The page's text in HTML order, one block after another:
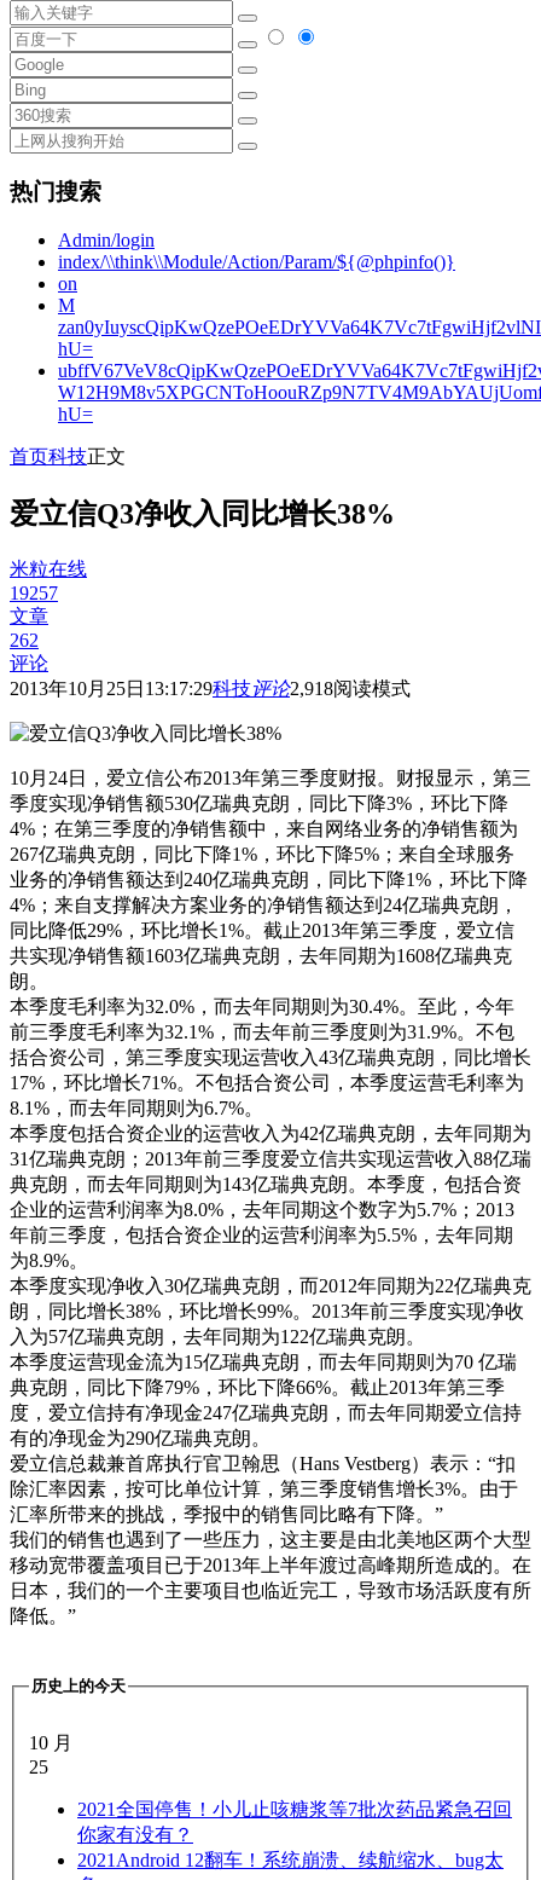
热门搜索
Admin/login
index/\\think\\Module/Action/Param/${@phpinfo()}
on
M
hU=
hU=
首页科技正文
爱立信Q3净收入同比增长38%
米粒在线
19257
文章
262
评论
2013年10月25日13:17:29科技评论2,918阅读模式
10月24日，爱立信公布2013年第三季度财报。财报显示，第三
季度实现净销售额530亿瑞典克朗，同比下降3%，环比下降
4%；在第三季度的净销售额中，来自网络业务的净销售额为
267亿瑞典克朗，同比下降1%，环比下降5%；来自全球服务
业务的净销售额达到240亿瑞典克朗，同比下降1%，环比下降
4%；来自支撑解决方案业务的净销售额达到24亿瑞典克朗，
同比降低29%，环比增长1%。截止2013年第三季度，爱立信
共实现净销售额1603亿瑞典克朗，去年同期为1608亿瑞典克
朗。
本季度毛利率为32.0%，而去年同期则为30.4%。至此，今年
前三季度毛利率为32.1%，而去年前三季度则为31.9%。不包
括合资公司，第三季度实现运营收入43亿瑞典克朗，同比增长
17%，环比增长71%。不包括合资公司，本季度运营毛利率为
8.1%，而去年同期则为6.7%。
本季度包括合资企业的运营收入为42亿瑞典克朗，去年同期为
31亿瑞典克朗；2013年前三季度爱立信共实现运营收入88亿瑞
典克朗，而去年同期则为143亿瑞典克朗。本季度，包括合资
企业的运营利润率为8.0%，去年同期这个数字为5.7%；2013
年前三季度，包括合资企业的运营利润率为5.5%，去年同期
为8.9%。
本季度实现净收入30亿瑞典克朗，而2012年同期为22亿瑞典克
朗，同比增长38%，环比增长99%。2013年前三季度实现净收
入为57亿瑞典克朗，去年同期为122亿瑞典克朗。
本季度运营现金流为15亿瑞典克朗，而去年同期则为70 亿瑞
典克朗，同比下降79%，环比下降66%。截止2013年第三季
度，爱立信持有净现金247亿瑞典克朗，而去年同期爱立信持
有的净现金为290亿瑞典克朗。
爱立信总裁兼首席执行官卫翰思（Hans Vestberg）表示：“扣
除汇率因素，按可比单位计算，第三季度销售增长3%。由于
汇率所带来的挑战，季报中的销售同比略有下降。”
我们的销售也遇到了一些压力，这主要是由北美地区两个大型
移动宽带覆盖项目已于2013年上半年渡过高峰期所造成的。在
日本，我们的一个主要项目也临近完工，导致市场活跃度有所
降低。”
历史上的今天
10 月
25
2021全国停售！小儿止咳糖浆等7批次药品紧急召回
你家有没有？
2021 Android 12翻车！系统崩溃、续航缩水、bug太